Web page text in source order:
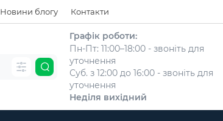
Новини блогу Контакти
Графік роботи:
Пн-Пт: 11:00–18:00 - звоніть для
уточнення
Суб. з 12:00 до 16:00 - звоніть для
уточнення
Неділя вихідний